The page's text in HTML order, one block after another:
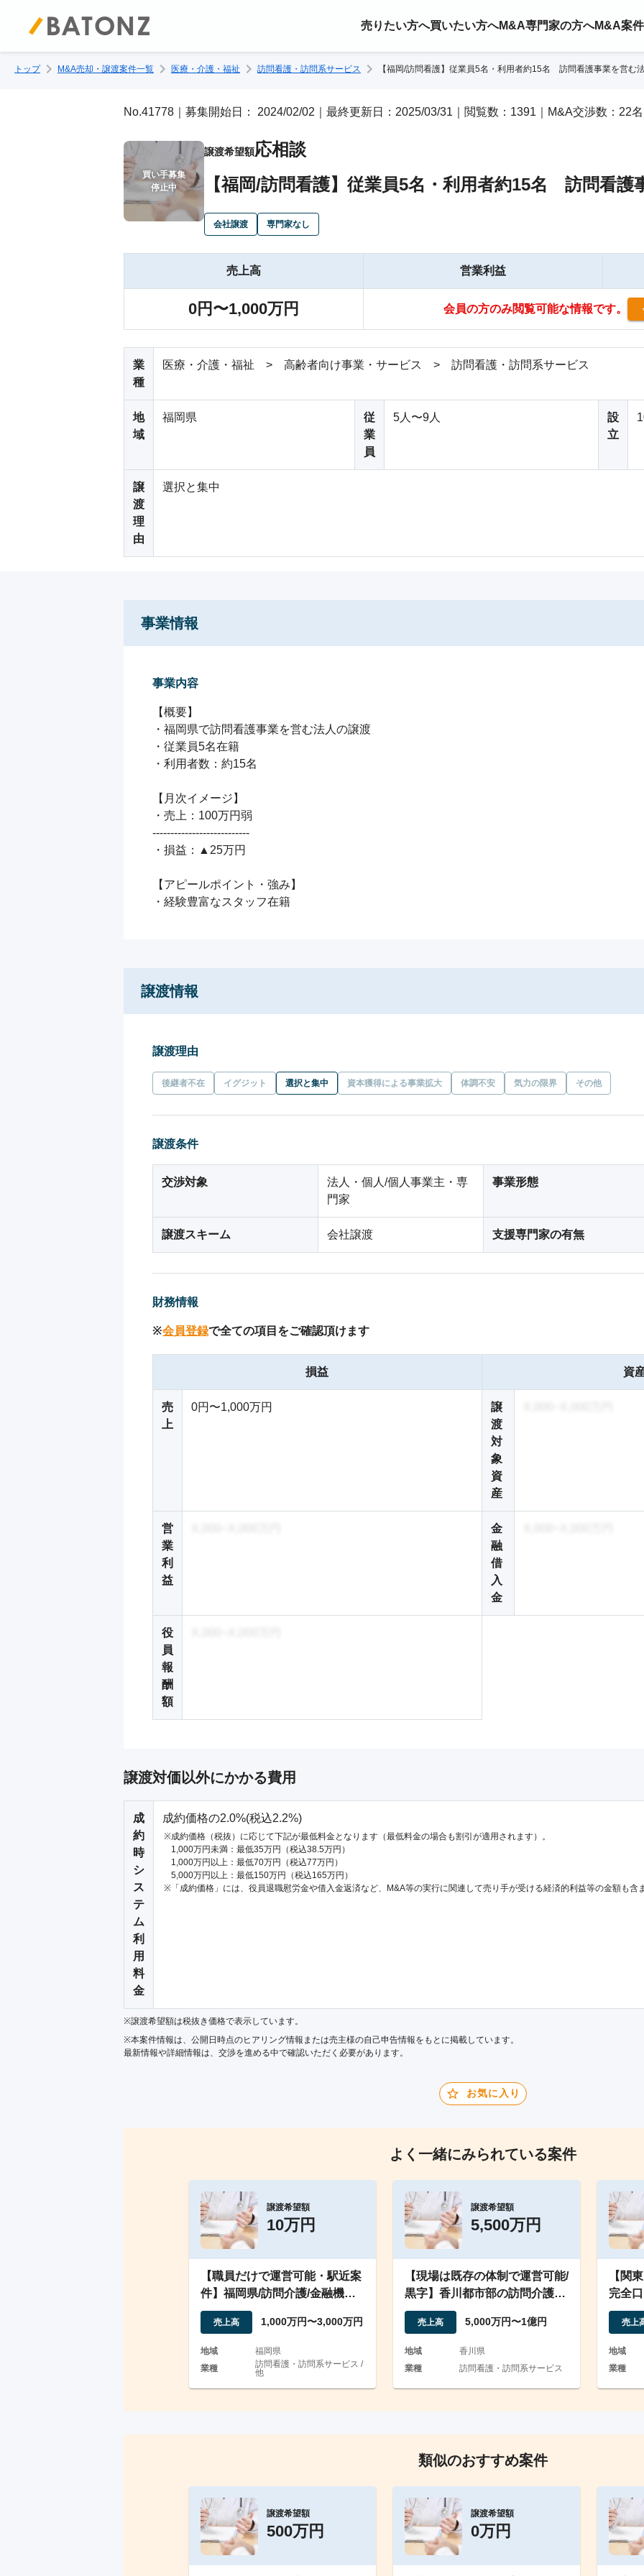
売りたい方へ買いたい方へM&A専門家の方へM&A案
トップ M&A売却・譲渡案件一覧 医療・介護・福祉 訪問看護・訪問系サービス 【福岡/訪問看護】従業員5名・利用者約15名 訪問看護事業を営む
No.41778｜募集開始日： 2024/02/02｜最終更新日：2025/03/31｜閲覧数：1391｜M&A交渉数：22名
買い手募集
停止中
譲渡希望額応相談
【福岡/訪問看護】従業員5名・利用者約15名 訪問看護
会社譲渡 専門家なし
売上高
0円〜1,000万円
営業利益
会員の方のみ閲覧可能な情報です。
業
種
医療・介護・福祉 > 高齢者向け事業・サービス > 訪問看護・訪問系サービス
地
域
福岡県
従
業
員
5人〜9人
設
立
譲
渡
理
由
選択と集中
事業情報
事業内容
【概要】
・福岡県で訪問看護事業を営む法人の譲渡
・従業員5名在籍
・利用者数：約15名
【月次イメージ】
・売上：100万円弱
---------------------------
・損益：▲25万円
【アピールポイント・強み】
・経験豊富なスタッフ在籍
譲渡情報
譲渡理由
後継者不在 イグジット 選択と集中 資本獲得による事業拡大 体調不安 気力の限界 その他
譲渡条件
交渉対象
法人・個人/個人事業主・専
門家
事業形態
譲渡スキーム 会社譲渡 支援専門家の有無
財務情報
※会員登録で全ての項目をご確認頂けます
損益
売
上
0円〜1,000万円
営
業
利
益
役
員
報
酬
額
資
譲
渡
対
象
資
産
金
融
借
入
金
譲渡対価以外にかかる費用
成
約
時
シ
ス
テ
ム
利
用
料
金
成約価格の2.0%(税込2.2%)
成約価格（税抜）に応じて下記が最低料金となります（最低料金の場合も割引が適用されます）。
1,000万円未満：最低35万円（税込38.5万円）
1,000万円以上：最低70万円（税込77万円）
5,000万円以上：最低150万円（税込165万円）
「成約価格」には、役員退職慰労金や借入金返済など、M&A等の実行に関連して売り手が受ける経済的利益等の金額も含
※譲渡希望額は税抜き価格で表示しています。
※本案件情報は、公開日時点のヒアリング情報または売主様の自己申告情報をもとに掲載しています。
最新情報や詳細情報は、交渉を進める中で確認いただく必要があります。
お気に入り
よく一緒にみられている案件
譲渡希望額
10万円
【職員だけで運営可能・駅近案
件】福岡県/訪問介護/金融機関
借入金無し
売上高 1,000万円〜3,000万円
地域
福岡県
業種
訪問看護・訪問系サービス /
他
譲渡希望額
5,500万円
【現場は既存の体制で運営可能/
黒字】香川都市部の訪問介護案
件
売上高 5,000万円〜1億円
地域
香川県
業種
訪問看護・訪問系サービス
【関
完全
優良
売上
地域
業種
類似のおすすめ案件
譲渡希望額
500万円
譲渡希望額
0万円